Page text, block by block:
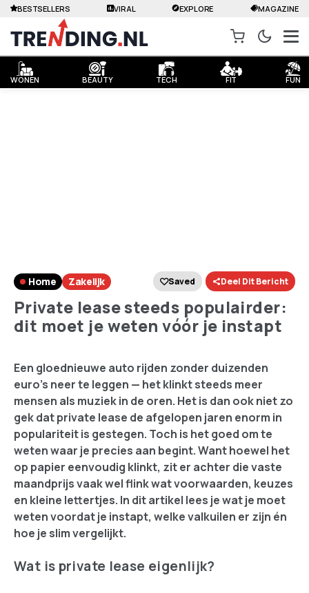
WONEN BEAUTY TECH FIT FUN
BESTSELLERS VIRAL EXPLORE MAGAZINE
Home Zakelijk Saved Deel Dit Bericht
Private lease steeds populairder:
dit moet je weten vóór je instapt
Een gloednieuwe auto rijden zonder duizenden
euro’s neer te leggen — het klinkt steeds meer
mensen als muziek in de oren. Het is dan ook niet zo
gek dat private lease de afgelopen jaren enorm in
populariteit is gestegen. Toch is het goed om te
weten waar je precies aan begint. Want hoewel het
op papier eenvoudig klinkt, zit er achter die vaste
maandprijs vaak wel flink wat voorwaarden, keuzes
en kleine lettertjes. In dit artikel lees je wat je moet
weten voordat je instapt, welke valkuilen er zijn én
hoe je slim vergelijkt.
Wat is private lease eigenlijk?